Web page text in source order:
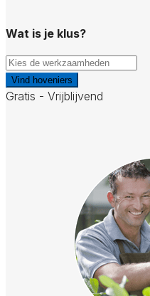
Wat is je klus?
Vind hoveniers
Gratis - Vrijblijvend